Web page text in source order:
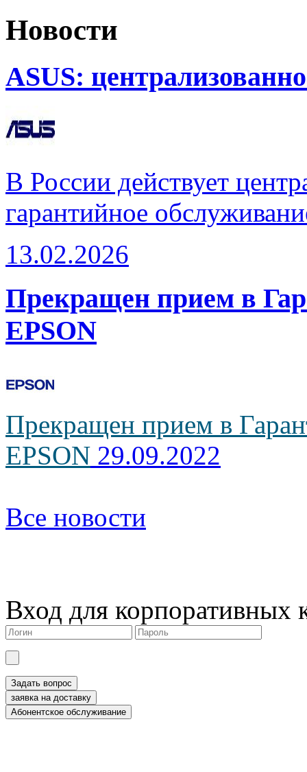
Новости
ASUS:
В России действует
гарантийное
13.02.2026
Прекращен прием в
EPSON
Прекращен прием в
EPSON 29.09.2022
Все новости
Вход для корпоративных